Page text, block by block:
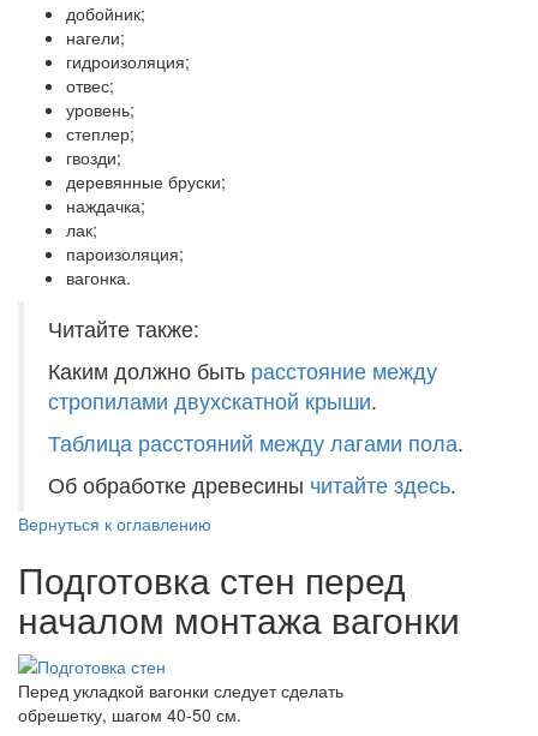
добойник;
нагели;
гидроизоляция;
отвес;
уровень;
степлер;
гвозди;
деревянные бруски;
наждачка;
лак;
пароизоляция;
вагонка.
Читайте также:
Каким должно быть расстояние между
стропилами двухскатной крыши.
Таблица расстояний между лагами пола.
Об обработке древесины читайте здесь.
Вернуться к оглавлению
Подготовка стен перед
началом монтажа вагонки
Перед укладкой вагонки следует сделать
обрешетку, шагом 40-50 см.